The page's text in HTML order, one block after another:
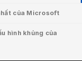
của Microsoft
hình khủng của